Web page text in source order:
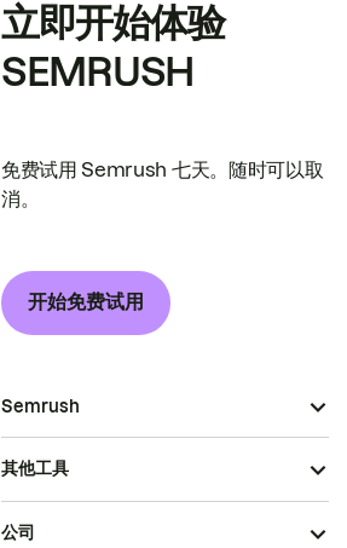
立即开始体验
SEMRUSH
免费试用 Semrush 七天。随时可以取
消。
开始免费试用
Semrush
其他工具
公司